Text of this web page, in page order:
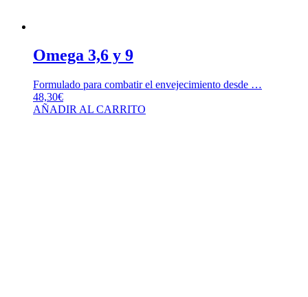
Omega 3,6 y 9
Formulado para combatir el envejecimiento desde …
48,30€
AÑADIR AL CARRITO